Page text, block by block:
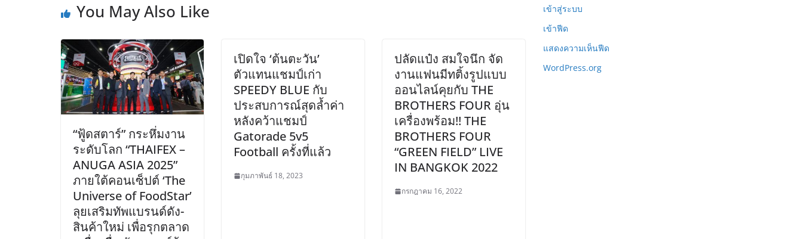
You May Also Like
“ฟู้ดสตาร์” กระหึ่มงาน
ระดับโลก “THAIFEX –
ANUGA ASIA 2025”
ภายใต้คอนเซ็ปต์ ‘The
Universe of FoodStar’
ลุยเสริมทัพแบรนด์ดัง-
สินค้าใหม่ เพื่อรุกตลาด
เปิดใจ ‘ต้นตะวัน’
ตัวแทนแชมป์เก่า
SPEEDY BLUE กับ
ประสบการณ์สุดล้ำค่า
หลังคว้าแชมป์
Gatorade 5v5
Football ครั้งที่แล้ว
กุมภาพันธ์ 18, 2023
ปลัดแป๋ง สมใจนึก จัด
งานแฟนมีทติ้งรูปแบบ
ออนไลน์คุยกับ THE
BROTHERS FOUR อุ่น
เครื่องพร้อม!! THE
BROTHERS FOUR
“GREEN FIELD” LIVE
IN BANGKOK 2022
กรกฎาคม 16, 2022
เข้าสู่ระบบ
เข้าฟีด
แสดงความเห็นฟีด
WordPress.org